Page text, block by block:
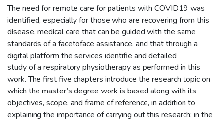
The need for remote care for patients with COVID19 was
identified, especially for those who are recovering from this
disease, medical care that can be guided with the same
standards of a facetoface assistance, and that through a
digital platform the services identifie and detailed
study of a respiratory physiotherapy as performed in this
work. The first five chapters introduce the research topic on
which the master’s degree work is based along with its
objectives, scope, and frame of reference, in addition to
explaining the importance of carrying out this research; in the